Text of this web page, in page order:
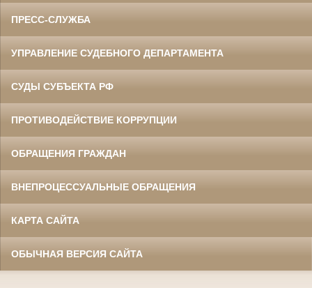
ПРЕСС-СЛУЖБА
УПРАВЛЕНИЕ СУДЕБНОГО ДЕПАРТАМЕНТА
СУДЫ СУБЪЕКТА РФ
ПРОТИВОДЕЙСТВИЕ КОРРУПЦИИ
ОБРАЩЕНИЯ ГРАЖДАН
ВНЕПРОЦЕССУАЛЬНЫЕ ОБРАЩЕНИЯ
КАРТА САЙТА
ОБЫЧНАЯ ВЕРСИЯ САЙТА